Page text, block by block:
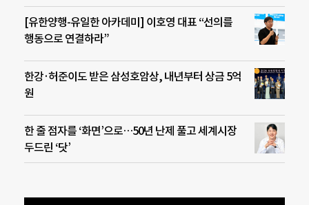
[유한양행-유일한 아카데미] 이호영 대표 “선의를
행동으로 연결하라”
한강·허준이도 받은 삼성호암상, 내년부터 상금 5억
원
한 줄 점자를 ‘화면’으로…50년 난제 풀고 세계시장
두드린 ‘닷’